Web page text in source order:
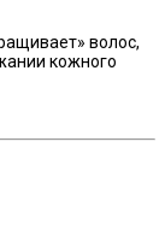
волос,
кожного